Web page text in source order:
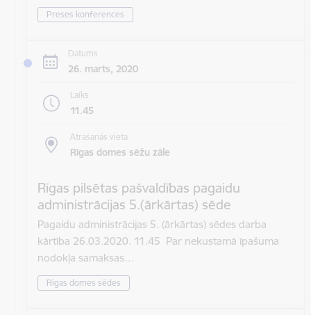
Preses konferences
Datums
26. marts, 2020
Laiks
11.45
Atrašanās vieta
Rīgas domes sēžu zāle
Rīgas pilsētas pašvaldības pagaidu
administrācijas 5.(ārkārtas) sēde
Pagaidu administrācijas 5. (ārkārtas) sēdes darba
kārtība 26.03.2020. 11.45 Par nekustamā īpašuma
nodokļa samaksas…
Rīgas domes sēdes